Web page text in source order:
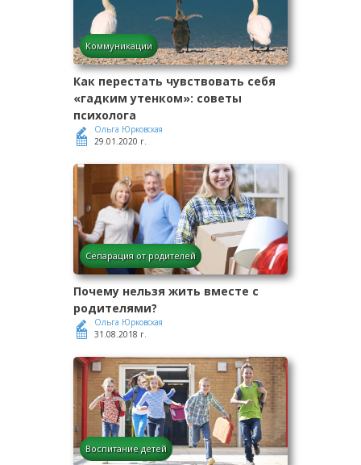
Коммуникации
Как перестать чувствовать себя
«гадким утенком»: советы
психолога
Ольга Юрковская
29.01.2020 г.
Сепарация от родителей
Почему нельзя жить вместе с
родителями?
Ольга Юрковская
31.08.2018 г.
Воспитание детей